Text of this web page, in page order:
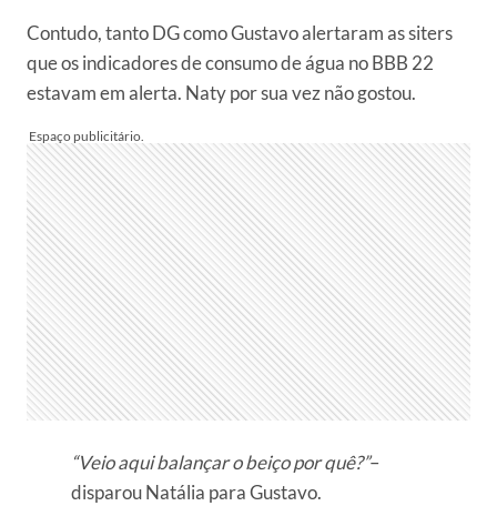
Contudo, tanto DG como Gustavo alertaram as siters
que os indicadores de consumo de água no BBB 22
estavam em alerta. Naty por sua vez não gostou.
“Veio aqui balançar o beiço por quê?”–
disparou Natália para Gustavo.